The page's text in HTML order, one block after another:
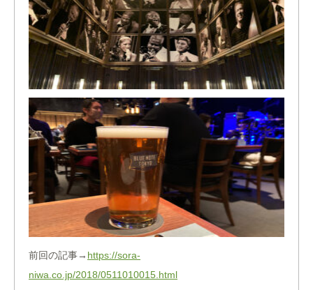
前回の記事→ https://sora-
niwa.co.jp/2018/0511010015.html